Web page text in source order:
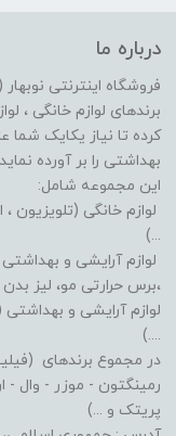
درباره ما
برندهای لوازم خانگی ،
کرده تا نیاز یکایک شما
بهداشتی را بر آورده
این مجموعه شامل:
لوازم خانگی (تلویزیون ،
...)
لوازم آرایشی و
،برس حرارتی مو، لیز
لوازم آرایشی و
....)
در مجموع برندهای
رمینگتون - موزر - وال -
پریتک و ...)